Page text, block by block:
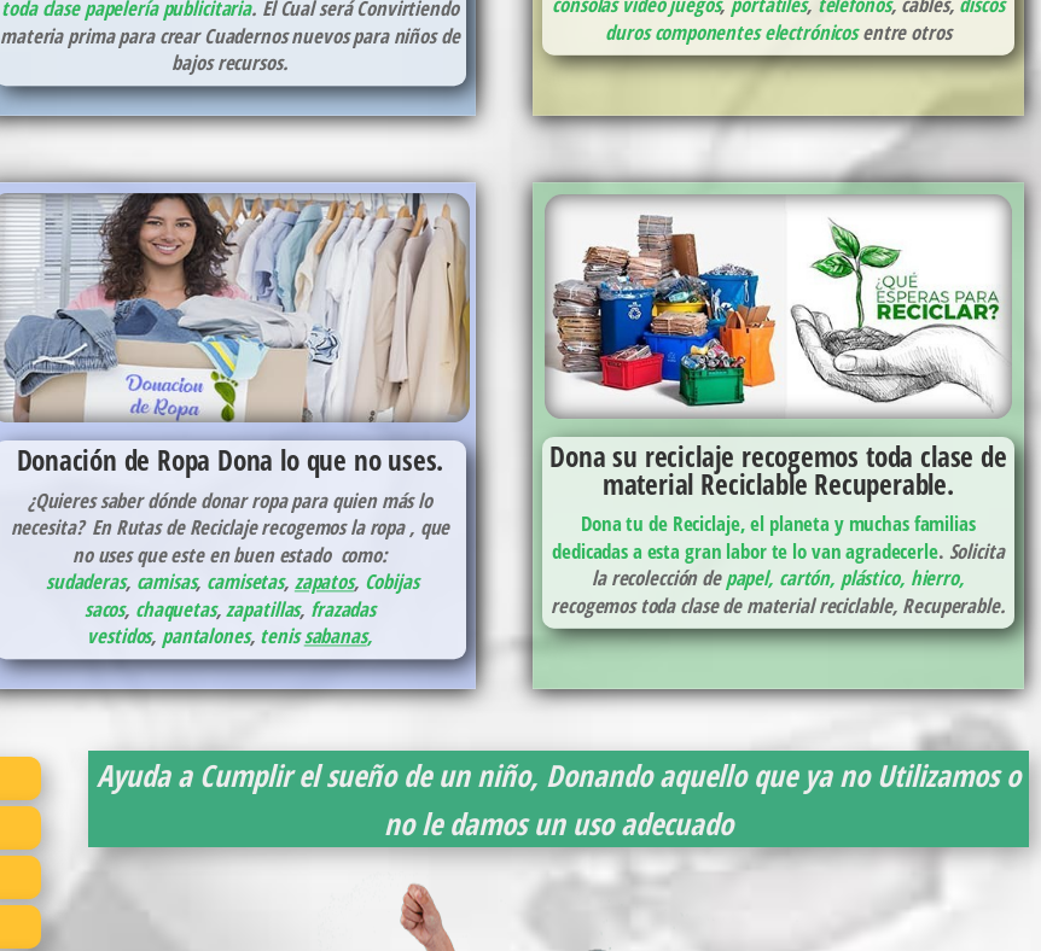
toda clase papelería publicitaria. El Cual será Convirtiendo
materia prima para crear Cuadernos nuevos para niños de
bajos recursos.
duros componentes electrónicosentre otros
Donación de Ropa Dona lo que no uses.
¿Quieres saber dónde donar ropa para quien más lo
necesita? En Rutas de Reciclaje recogemos la ropa , que
no uses que este en buen estado como:
sudaderas, camisas, camisetas, zapatos, Cobijas
sacos, chaquetas,zapatillas, frazadas
vestidos, pantalones, tenissabanas,
Dona su reciclaje recogemos toda clase de
material Reciclable Recuperable.
Dona tu de Reciclaje, el planeta y muchas familias
dedicadas a esta gran labor te lo van agradecerle. Solicita
la recolección depapel, cartón, plástico, hierro,
recogemos toda clase de material reciclable, Recuperable.
Ayuda a Cumplir el sueño de un niño, Donando aquello que ya no Utilizamos o
no le damos un uso adecuado